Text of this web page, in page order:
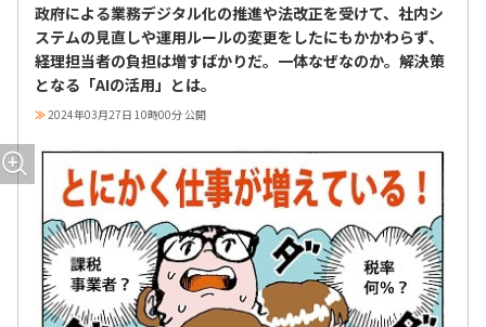
政府による業務デジタル化の推進や法改正を受けて、社内シ
ステムの見直しや運用ルールの変更をしたにもかかわらず、
経理担当者の負担は増すばかりだ。一体なぜなのか。解決策
となる「AIの活用」とは。
≫2024年03月27日 10時00分 公開